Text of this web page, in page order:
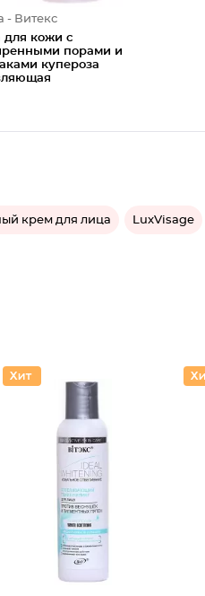
- Витекс
для кожи с
порами и
купероза
крем для лица LuxVisage